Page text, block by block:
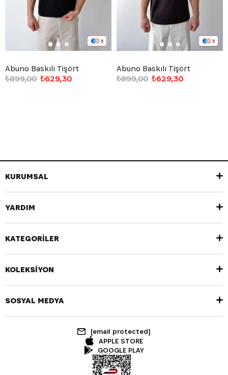
3
Abuno Baskılı Tişört
₺629,30
₺899,00
3
Abuno Baskılı Tişört
₺629,30
₺899,00
KURUMSAL
YARDIM
KATEGORİLER
KOLEKSİYON
SOSYAL MEDYA
[email protected]
APPLE STORE
GOOGLE PLAY